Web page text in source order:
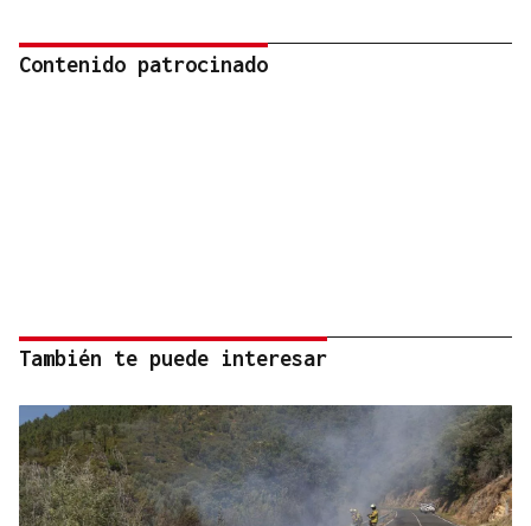
Contenido patrocinado
También te puede interesar